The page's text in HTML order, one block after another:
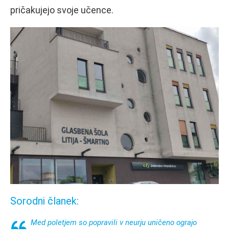
pričakujejo svoje učence.
Sorodni članek:
Med poletjem so popravili v neurju uničeno ograjo